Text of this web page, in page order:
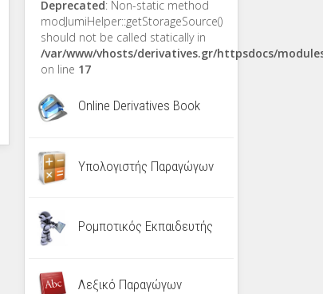
Deprecated: Non-static method
modJumiHelper::getStorageSource()
should not be called statically in
/var/www/vhosts/derivatives.gr/httpsdocs/
on line 17
Online Derivatives Book
Υπολογιστής Παραγώγων
Ρομποτικός Εκπαιδευτής
Λεξικό Παραγώγων